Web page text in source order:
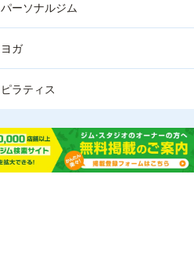
パーソナルジム
ヨガ
ピラティス